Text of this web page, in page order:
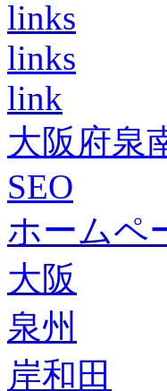
links
links
link
大阪府泉
SEO
ホームペ
大阪
泉州
岸和田